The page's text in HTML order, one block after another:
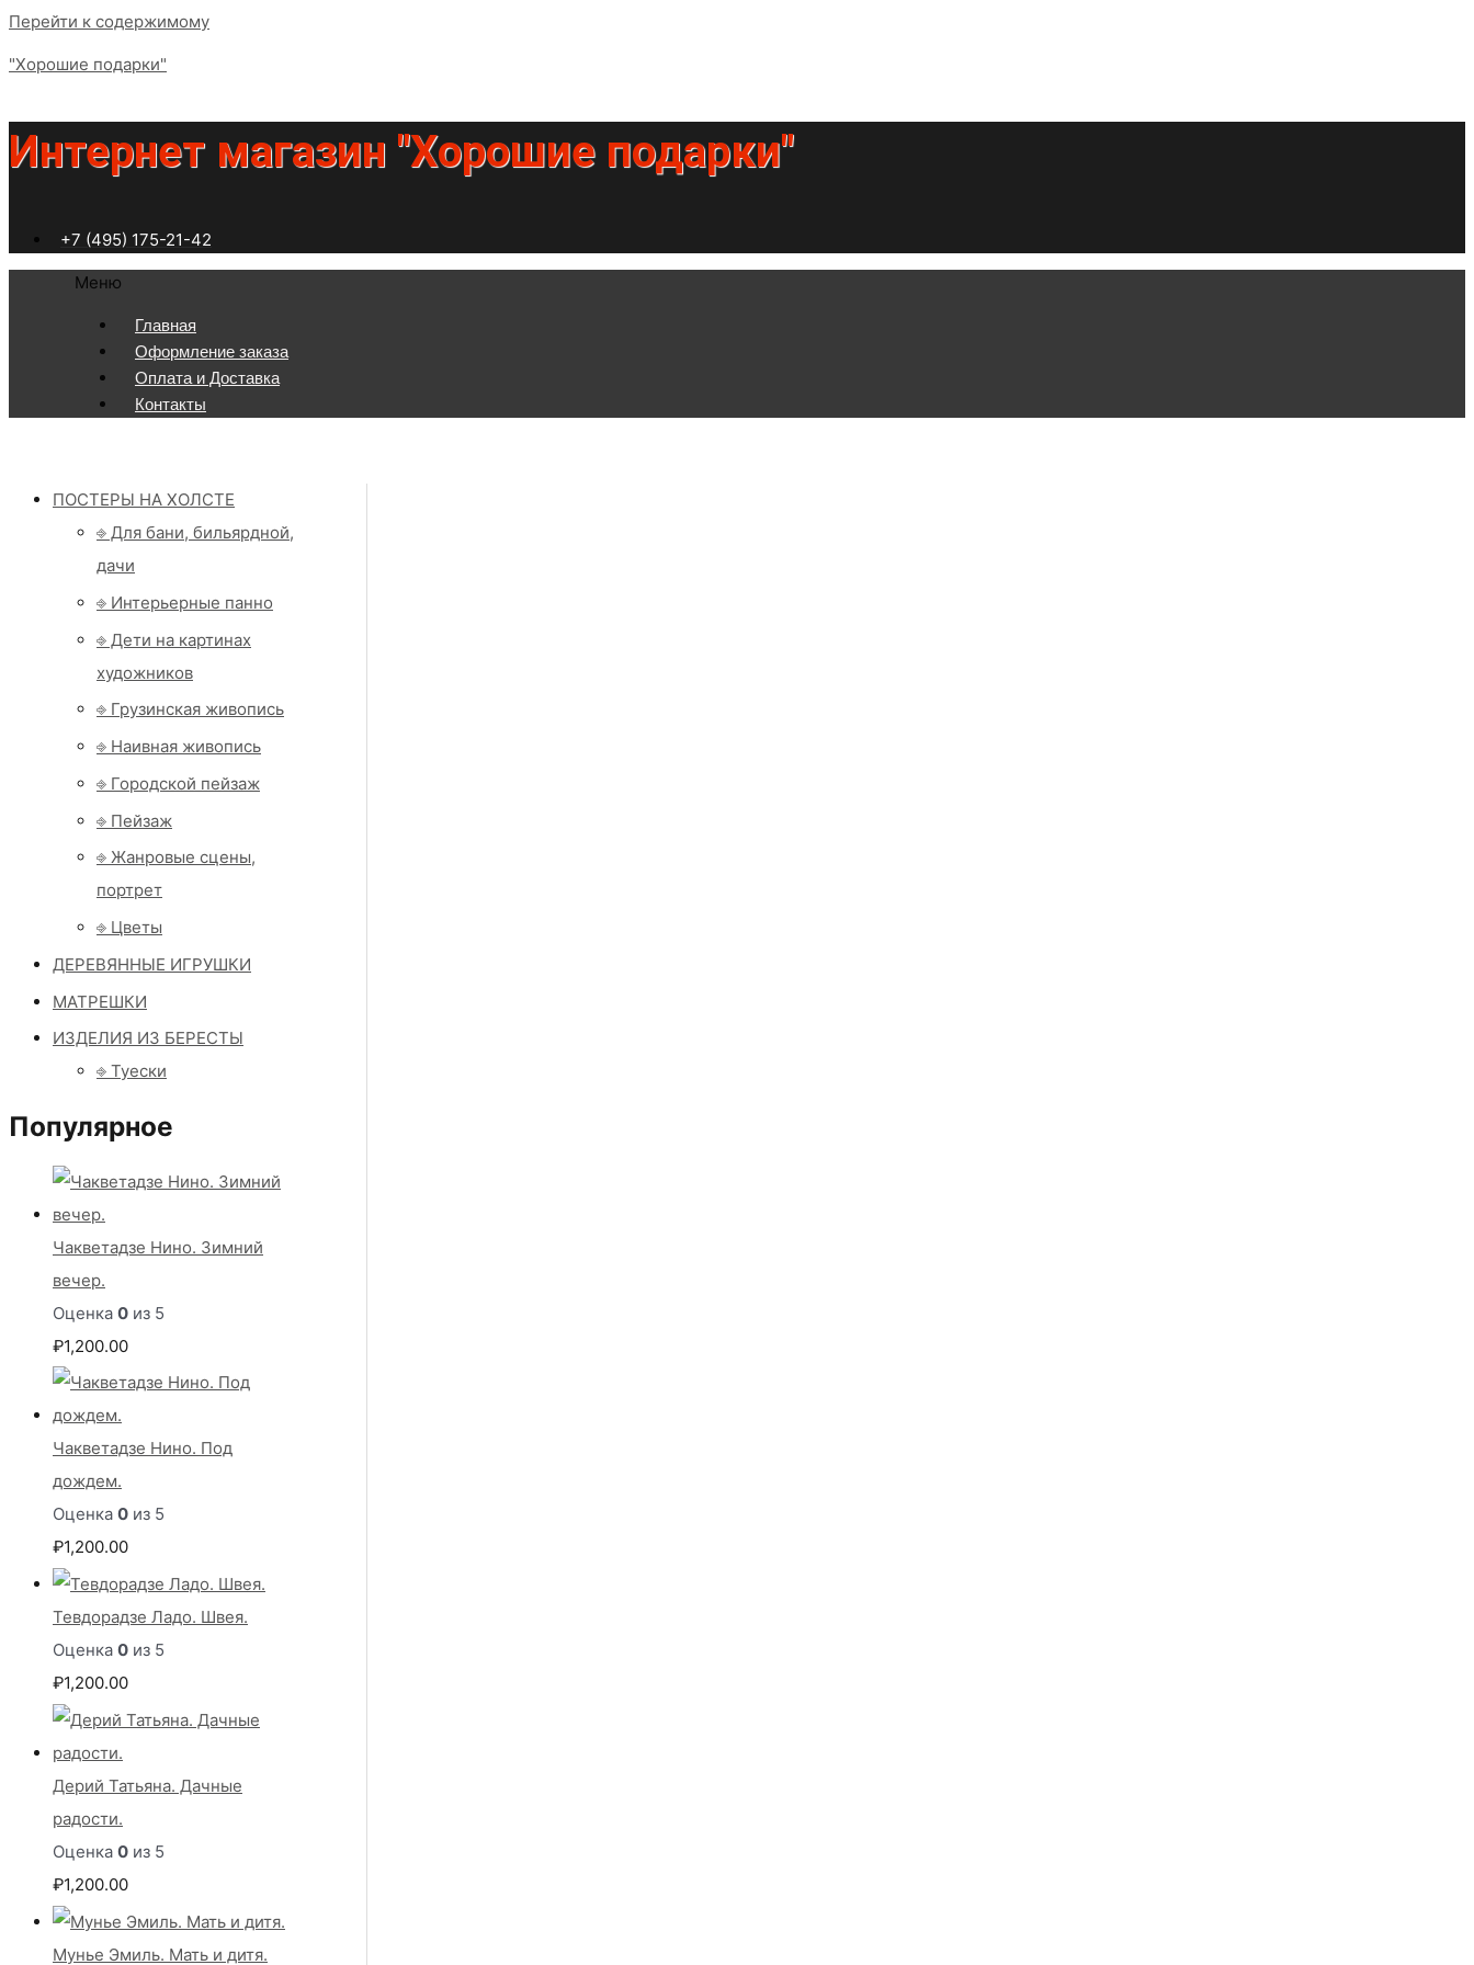
Перейти к содержимому
"Хорошие подарки"
Интернет магазин "Хорошие подарки"
+7 (495) 175-21-42
Меню
Главная
Оформление заказа
Оплата и Доставка
Контакты
ПОСТЕРЫ НА ХОЛСТЕ
⎆ Для бани, бильярдной,
дачи
⎆ Интерьерные панно
⎆ Дети на картинах
художников
⎆ Грузинская живопись
⎆ Наивная живопись
⎆ Городской пейзаж
⎆ Пейзаж
⎆ Жанровые сцены,
портрет
⎆ Цветы
ДЕРЕВЯННЫЕ ИГРУШКИ
МАТРЕШКИ
ИЗДЕЛИЯ ИЗ БЕРЕСТЫ
⎆ Туески
Популярное
Чакветадзе Нино. Зимний
вечер.
Оценка 0 из 5
₽1,200.00
Чакветадзе Нино. Под
дождем.
Оценка 0 из 5
₽1,200.00
Тевдорадзе Ладо. Швея.
Оценка 0 из 5
₽1,200.00
Дерий Татьяна. Дачные
радости.
Оценка 0 из 5
₽1,200.00
Мунье Эмиль. Мать и дитя.